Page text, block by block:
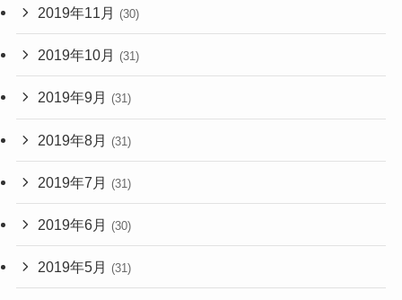
2019年11月 (30)
2019年10月 (31)
2019年9月 (31)
2019年8月 (31)
2019年7月 (31)
2019年6月 (30)
2019年5月 (31)